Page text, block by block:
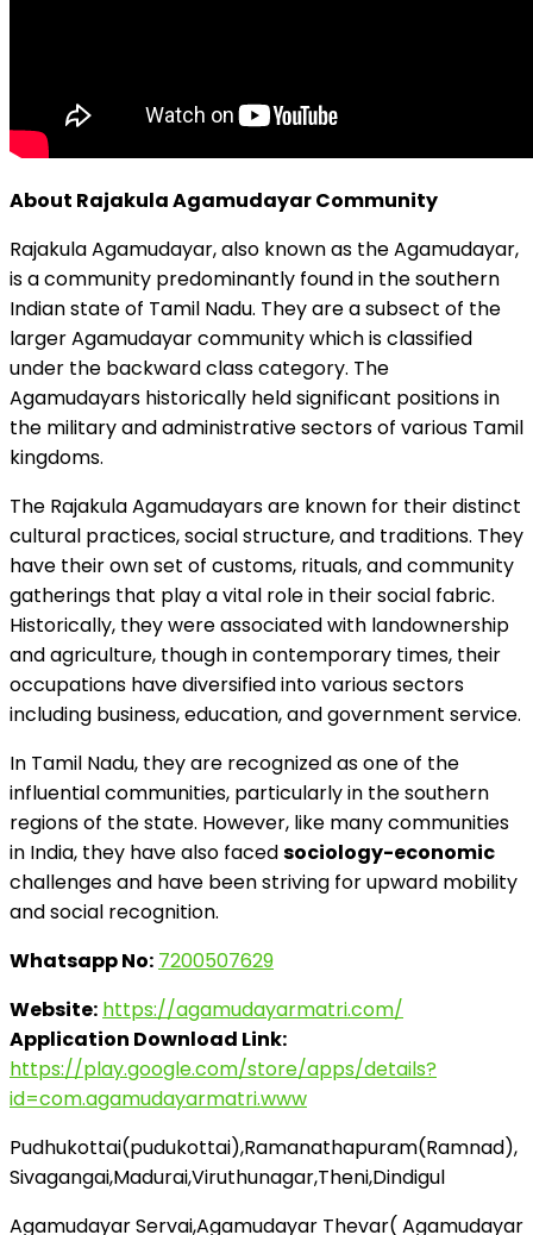
About Rajakula Agamudayar Community
Rajakula Agamudayar, also known as the Agamudayar,
is a community predominantly found in the southern
Indian state of Tamil Nadu. They are a subsect of the
larger Agamudayar community which is classified
under the backward class category. The
Agamudayars historically held significant positions in
the military and administrative sectors of various Tamil
kingdoms.
The Rajakula Agamudayars are known for their distinct
cultural practices, social structure, and traditions. They
have their own set of customs, rituals, and community
gatherings that play a vital role in their social fabric.
Historically, they were associated with landownership
and agriculture, though in contemporary times, their
occupations have diversified into various sectors
including business, education, and government service.
In Tamil Nadu, they are recognized as one of the
influential communities, particularly in the southern
regions of the state. However, like many communities
in India, they have also facedsociology-economic
challenges and have been striving for upward mobility
and social recognition.
Whatsapp No: 7200507629
Website: https://agamudayarmatri.com/
Application Download Link:
https://play.google.com/store/apps/details?
id=com.agamudayarmatri.www
Pudhukottai(pudukottai),Ramanathapuram(Ramnad),
Sivagangai,Madurai,Viruthunagar,Theni,Dindigul
Agamudayar Servai,Agamudayar Thevar( Agamudayar